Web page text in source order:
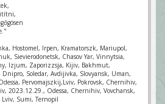
Hostomel, Irpen, Kramatorszk, Mariupol,
Sievierodonetsk, Chasov Yar, Vinnytsia,
Izjum, Zaporizzsja, Kijiv, Bakhmut,
Soledar, Avdijivka, Slovyansk, Uman,
Pervomajszkij,Lviv, Pokrovsk, Chernihiv,
2023.12.29., Odessa, Chernihiv, Vovchansk,
Sumi, Ternopil